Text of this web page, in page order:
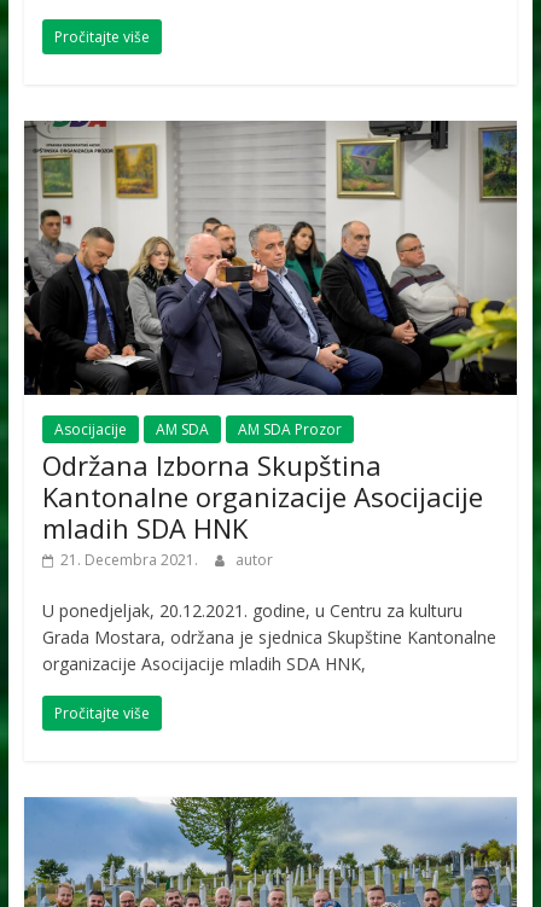
Pročitajte više
Asocijacije AM SDA AM SDA Prozor
Održana Izborna Skupština
Kantonalne organizacije Asocijacije
mladih SDA HNK
21. Decembra 2021. autor
U ponedjeljak, 20.12.2021. godine, u Centru za kulturu
Grada Mostara, održana je sjednica Skupštine Kantonalne
organizacije Asocijacije mladih SDA HNK,
Pročitajte više